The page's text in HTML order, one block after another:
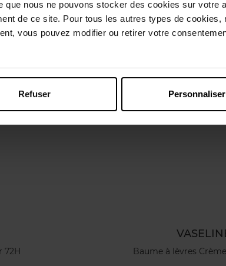
que nous ne pouvons stocker des cookies sur votre
de ce site. Pour tous les autres types de
vous pouvez modifier ou retirer votre
Refuser Personnaliser
Vous
72H Baume à lèvres